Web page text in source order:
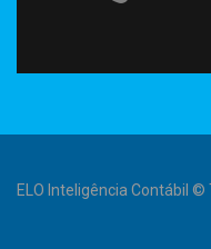
ELO Inteligência Contábil